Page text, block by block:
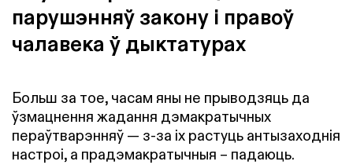
парушэнняў закону і правоў
чалавека ў дыктатурах
Больш за тое, часам яны не прыводзяць да
ўзмацнення жадання дэмакратычных
пераўтварэнняў — з-за іх растуць антызаходнія
настроі, а прадэмакратычныя – падаюць.